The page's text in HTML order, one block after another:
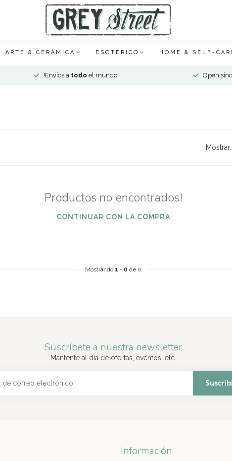
ARTE & CERÁMICA ESOTÉRICO HOME & SELF-
!Envíos a todo el mundo! Open
Mostrar:
Productos no encontrados!
CONTINUAR CON LA COMPRA
Mostrando 1 - 0 de 0
Suscríbete a nuestra newsletter
Mantente al día de ofertas, eventos, etc.
Información